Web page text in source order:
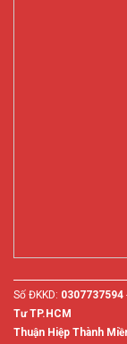
Số ĐKKD: 0307737594
Tư TP.HCM
Thuận Hiệp Thành